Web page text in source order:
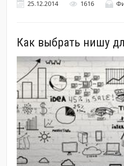
25.12.2014 1616
Как выбрать нишу